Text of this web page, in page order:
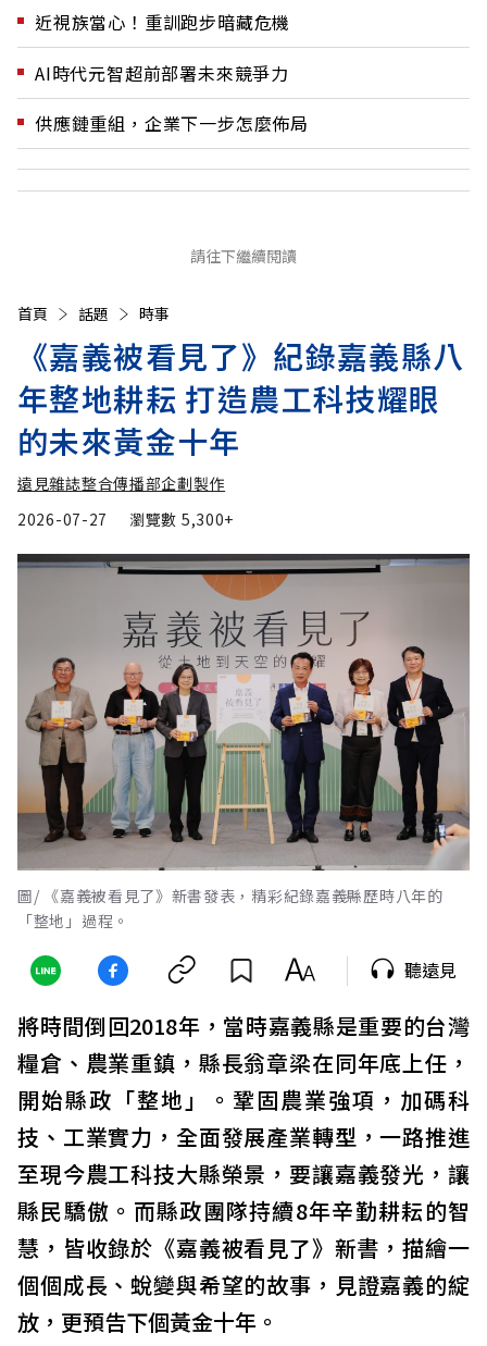
近視族當心！重訓跑步暗藏危機
AI時代元智超前部署未來競爭力
供應鏈重組，企業下一步怎麼佈局
請往下繼續閱讀
首頁 話題 時事
《嘉義被看見了》紀錄嘉義縣八
年整地耕耘 打造農工科技耀眼
的未來黃金十年
遠見雜誌整合傳播部企劃製作
2026-07-27
瀏覽數 5,300+
圖/ 《嘉義被看見了》新書發表，精彩紀錄嘉義縣歷時八年的
「整地」過程。
聽遠見
將時間倒回2018年，當時嘉義縣是重要的台灣
糧倉、農業重鎮，縣長翁章梁在同年底上任，
開始縣政「整地」。鞏固農業強項，加碼科
技、工業實力，全面發展產業轉型，一路推進
至現今農工科技大縣榮景，要讓嘉義發光，讓
縣民驕傲。而縣政團隊持續8年辛勤耕耘的智
慧，皆收錄於《嘉義被看見了》新書，描繪一
個個成長、蛻變與希望的故事，見證嘉義的綻
放，更預告下個黃金十年。